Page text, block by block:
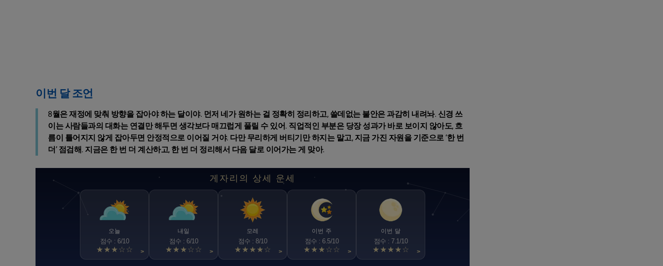
이번 달 조언
8월은 재정에 맞춰 방향을 잡아야 하는 달이야. 먼저 네가 원하는 걸 정확히 정리하고, 쓸데없는 불안은 과감히 내려놔. 신경 쓰
이는 사람들과의 대화는 연결만 해두면 생각보다 매끄럽게 풀릴 수 있어. 직업적인 부분은 당장 성과가 바로 보이지 않아도, 흐
름이 틀어지지 않게 잡아두면 안정적으로 이어질 거야. 다만 무리하게 버티기만 하지는 말고, 지금 가진 자원을 기준으로 ‘한 번
더’ 점검해. 지금은 한 번 더 계산하고, 한 번 더 정리해서 다음 달로 이어가는 게 맞아.
게자리의 상세 운세
오늘
점수 : 6/10
★★★☆☆ >
내일
점수 : 6/10
★★★☆☆ >
모레
점수 : 8/10
★★★★☆ >
이번 주
점수 : 6.5/10
★★★☆☆ >
이번 달
점수 : 7.1/10
★★★★☆ >